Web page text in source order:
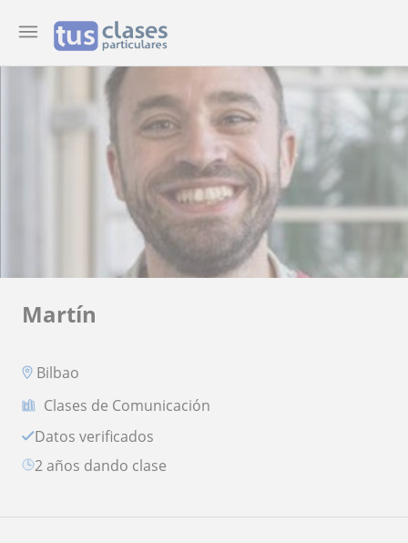
Martín
Bilbao
Clases de Comunicación
Datos verificados
2 años dando clase